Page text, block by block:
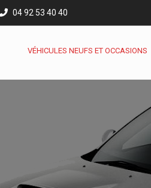
04 92 53 40 40
VÉHICULES NEUFS ET OCCASIONS